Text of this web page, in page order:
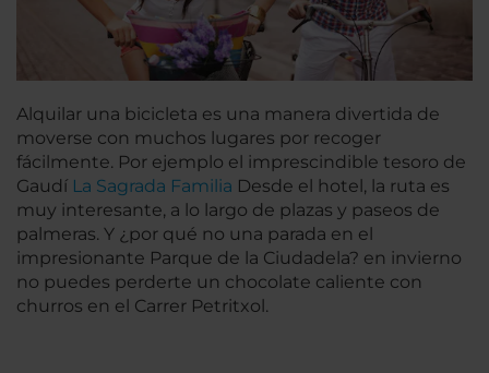
Alquilar una bicicleta es una manera divertida de
moverse con muchos lugares por recoger
fácilmente. Por ejemplo el imprescindible tesoro de
Gaudí La Sagrada Familia Desde el hotel, la ruta es
muy interesante, a lo largo de plazas y paseos de
palmeras. Y ¿por qué no una parada en el
impresionante Parque de la Ciudadela? en invierno
no puedes perderte un chocolate caliente con
churros en el Carrer Petritxol.